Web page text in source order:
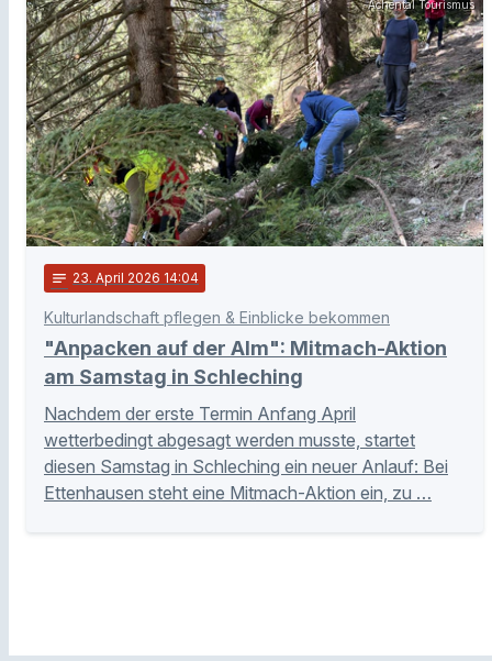
Achental Tourismus
notes 23. April 2026 14:04
Kulturlandschaft pflegen & Einblicke bekommen
"Anpacken auf der Alm": Mitmach-Aktion
am Samstag in Schleching
Nachdem der erste Termin Anfang April
wetterbedingt abgesagt werden musste, startet
diesen Samstag in Schleching ein neuer Anlauf: Bei
Ettenhausen steht eine Mitmach-Aktion ein, zu …